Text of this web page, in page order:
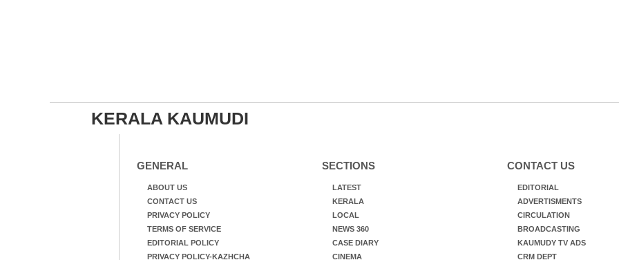
KERALA KAUMUDI
GENERAL
ABOUT US
CONTACT US
PRIVACY POLICY
TERMS OF SERVICE
EDITORIAL POLICY
PRIVACY POLICY-KAZHCHA
SECTIONS
LATEST
KERALA
LOCAL
NEWS 360
CASE DIARY
CINEMA
CONTACT US
EDITORIAL
ADVERTISMENTS
CIRCULATION
BROADCASTING
KAUMUDY TV ADS
CRM DEPT